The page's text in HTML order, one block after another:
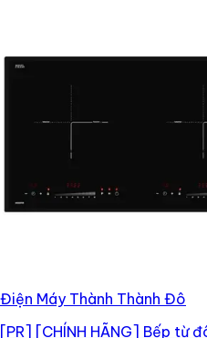
Điện Máy Thành Thành Đô
[PR] [CHÍNH HÃNG] Bếp từ